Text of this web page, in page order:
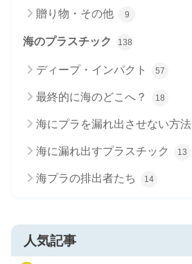
贈り物・その他 9
海のプラスチック 138
ディープ・インパクト 57
最終的に海のどこへ？ 18
海にプラを漏れ出させない方法
海に漏れ出すプラスチック 13
海プラの排出者たち 14
人気記事